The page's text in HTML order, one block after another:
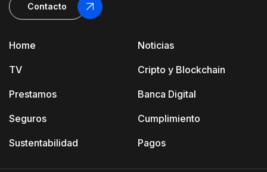
Home
TV
Prestamos
Seguros
Sustentabilidad
Noticias
Cripto y Blockchain
Banca Digital
Cumplimiento
Pagos
Contacto